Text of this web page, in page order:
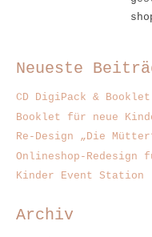
Neueste
CD DigiPack &
Booklet für neue
Re-Design „Die
Onlineshop-Redesign
Kinder Event Station
Archiv